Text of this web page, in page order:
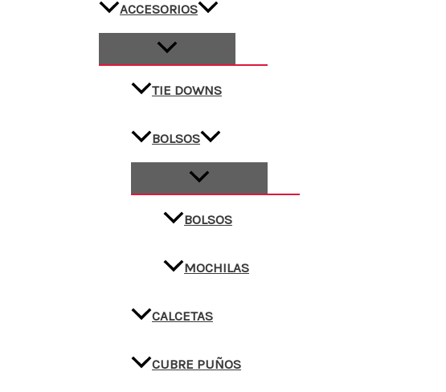
ACCESORIOS
TIE DOWNS
BOLSOS
BOLSOS
MOCHILAS
CALCETAS
CUBRE PUÑOS